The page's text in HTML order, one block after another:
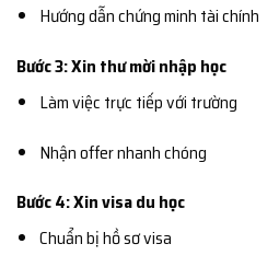
Hướng dẫn chứng minh tài chính
Bước 3: Xin thư mời nhập học
Làm việc trực tiếp với trường
Nhận offer nhanh chóng
Bước 4: Xin visa du học
Chuẩn bị hồ sơ visa